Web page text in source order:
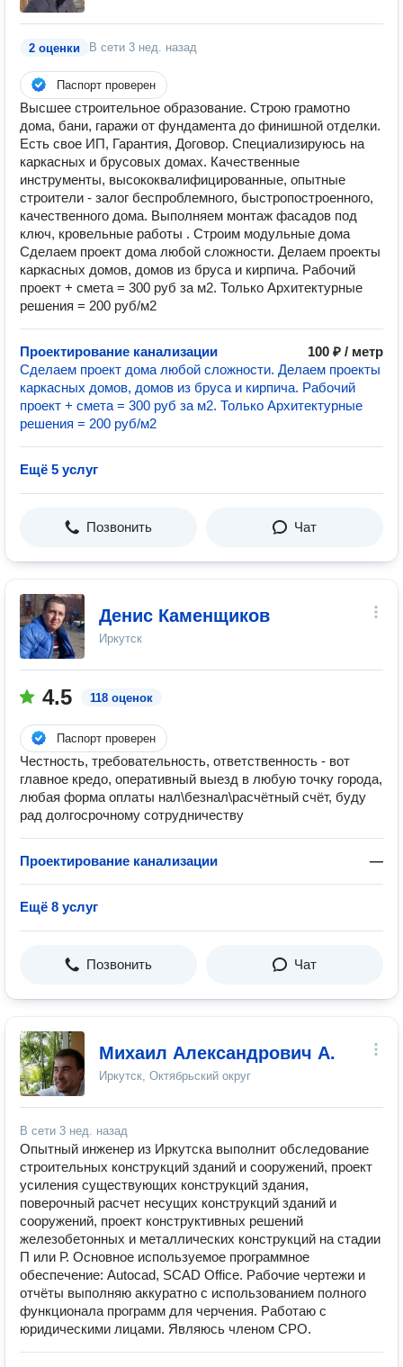
2 оценки В сети 3 нед. назад
Паспорт проверен
Высшее строительное образование. Строю грамотно
дома, бани, гаражи от фундамента до финишной отделки.
Есть свое ИП, Гарантия, Договор. Специализируюсь на
каркасных и брусовых домах. Качественные
инструменты, высококвалифицированные, опытные
строители - залог беспроблемного, быстропостроенного,
качественного дома. Выполняем монтаж фасадов под
ключ, кровельные работы . Строим модульные дома
Сделаем проект дома любой сложности. Делаем проекты
каркасных домов, домов из бруса и кирпича. Рабочий
проект + смета = 300 руб за м2. Только Архитектурные
решения = 200 руб/м2
Проектирование канализации
100 ₽ / метр
Сделаем проект дома любой сложности. Делаем проекты
каркасных домов, домов из бруса и кирпича. Рабочий
проект + смета = 300 руб за м2. Только Архитектурные
решения = 200 руб/м2
Ещё 5 услуг
Позвонить Чат
Денис Каменщиков
Иркутск
4.5 118 оценок
Паспорт проверен
Честность, требовательность, ответственность - вот
главное кредо, оперативный выезд в любую точку города,
любая форма оплаты нал\безнал\расчётный счёт, буду
рад долгосрочному сотрудничеству
Проектирование канализации —
Ещё 8 услуг
Позвонить Чат
Михаил Александрович А.
Иркутск, Октябрьский округ
В сети 3 нед. назад
Опытный инженер из Иркутска выполнит обследование
строительных конструкций зданий и сооружений, проект
усиления существующих конструкций здания,
поверочный расчет несущих конструкций зданий и
сооружений, проект конструктивных решений
железобетонных и металлических конструкций на стадии
П или Р. Основное используемое программное
обеспечение: Autocad, SCAD Office. Рабочие чертежи и
отчёты выполняю аккуратно с использованием полного
функционала программ для черчения. Работаю с
юридическими лицами. Являюсь членом СРО.